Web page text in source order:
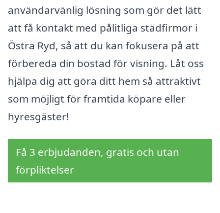
användarvänlig lösning som gör det lätt
att få kontakt med pålitliga städfirmor i
Östra Ryd, så att du kan fokusera på att
förbereda din bostad för visning. Låt oss
hjälpa dig att göra ditt hem så attraktivt
som möjligt för framtida köpare eller
hyresgäster!
Få 3 erbjudanden, gratis och utan
förpliktelser